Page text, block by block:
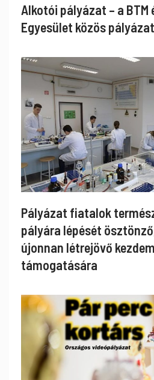
Alkotói pályázat – a BTM
Egyesület közös
Pályázat fiatalok
pályára lépését
újonnan létrejövő
támogatására